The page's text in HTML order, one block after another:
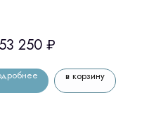
250 ₽
в корзину